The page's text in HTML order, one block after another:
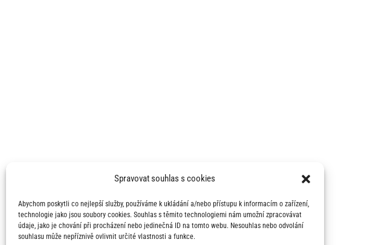
Spravovat souhlas s cookies
Abychom poskytli co nejlepší služby, používáme k ukládání a/nebo přístupu k informacím o zařízení,
technologie jako jsou soubory cookies. Souhlas s těmito technologiemi nám umožní zpracovávat
údaje, jako je chování při procházení nebo jedinečná ID na tomto webu. Nesouhlas nebo odvolání
souhlasu může nepříznivě ovlivnit určité vlastnosti a funkce.